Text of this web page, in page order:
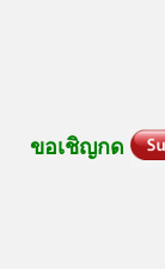
ขอเชิญกด